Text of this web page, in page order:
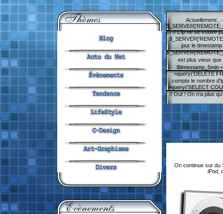
Actuellement...
0) // L'ip ne se trouve
jour le
est plus vieux
$timestamp_5min
>query('DELETE
compte le nombre
>query('SELECT
// Ouf ! On n'a plus
On continue sur du
iPod,